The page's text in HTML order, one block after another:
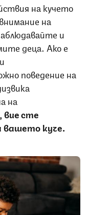
на кучето
на
и
деца. Ако е
поведение на
на
вие сте
вашето куче.